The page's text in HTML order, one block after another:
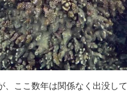
ここ数年は関係なく出没し